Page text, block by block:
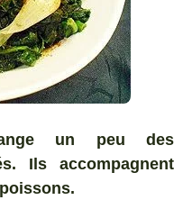
un peu des
Ils accompagnent